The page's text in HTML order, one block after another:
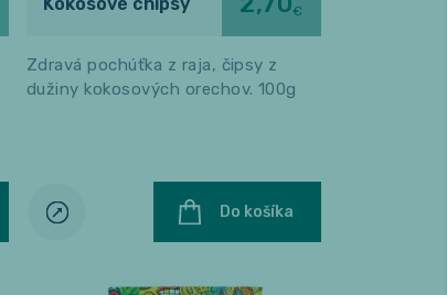
€
Zdravá pochúťka z raja, čipsy z
dužiny kokosových orechov. 100g
Do košíka